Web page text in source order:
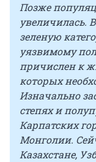
Позже
увеличилась.
зеленую
уязвимому
причислен к
которых
Изначально
степях и
Карпатских
Монголии.
Казахстане,